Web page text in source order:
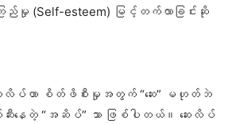
(Self-esteem) မြင့်တက်လာခြင်းဆို
းလိပ်ဟာ စိတ်ဖိစီးမှုအတွက် “ဆေး” မဟုတ်ဘဲ
က်ဆီးနေတဲ့ “အဆိပ်” သာ ဖြစ်ပါတယ်။ ဆေးလိပ်